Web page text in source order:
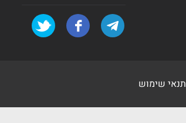
תנאי שימוש